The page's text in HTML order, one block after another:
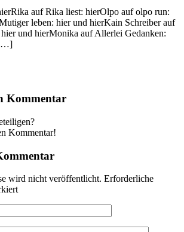
auf Rika liest: hierOlpo auf olpo run:
leben: hier und hierKain Schreiber auf
und hierMonika auf Allerlei Gedanken:
[…]
Kommentar
Kommentar!
wird nicht veröffentlicht. Erforderliche